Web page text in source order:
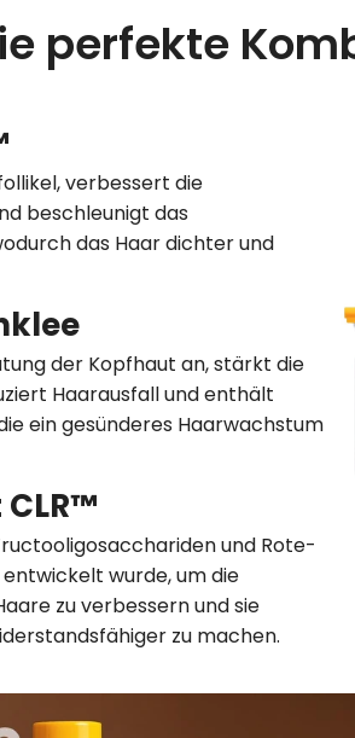
perfekte
verbessert die
beschleunigt das
das Haar dichter und
der Kopfhaut an, stärkt die
Haarausfall und enthält
ein gesünderes Haarwachstum
und Rote-
wurde, um die
zu verbessern und sie
zu machen.